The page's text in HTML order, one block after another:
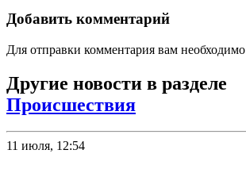
Добавить комментарий
Для отправки комментария вам необходимо
Другие новости в разделе
Происшествия
11 июля, 12:54